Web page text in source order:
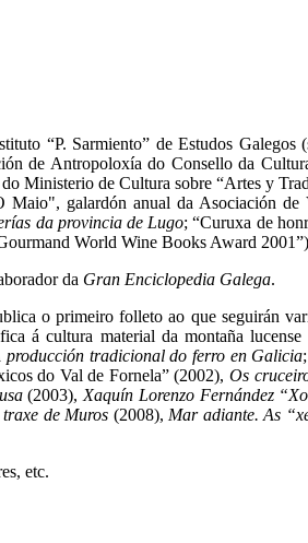
“P. Sarmiento” de Estudos Galegos
de Antropoloxía do Consello da
Ministerio de Cultura sobre “Artes y
Maio", galardón anual da Asociación
da provincia de Lugo; “Curuxa de
World Wine Books Award
da Gran Enciclopedia Galega.
o primeiro folleto ao que seguirán
á cultura material da montaña
producción tradicional do ferro en Galicia
do Val de Fornela” (2002), Os
(2003), Xaquín Lorenzo Fernández
de Muros (2008), Mar adiante. As
etc.